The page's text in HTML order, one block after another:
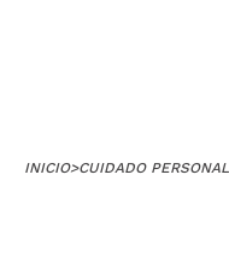
INICIO>CUIDADO PERSONAL